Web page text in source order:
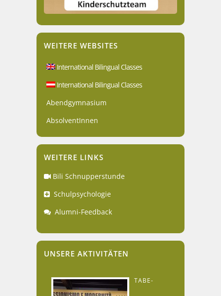
WEITERE WEBSITES
International Bilingual Classes
International Bilingual Classes
Abendgymnasium
AbsolventInnen
WEITERE LINKS
Bili Schnupperstunde
Schulpsychologie
Alumni-Feedback
UNSERE AKTIVITÄTEN
TABE-